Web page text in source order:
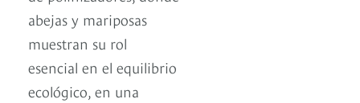
abejas y mariposas
muestran su rol
esencial en el equilibrio
ecológico, en una